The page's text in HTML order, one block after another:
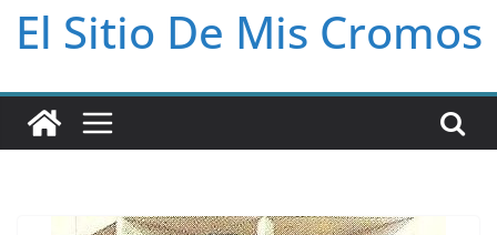
El Sitio De Mis Cromos